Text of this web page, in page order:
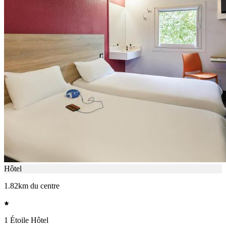
Hôtel
1.82km du centre
1 Étoile Hôtel